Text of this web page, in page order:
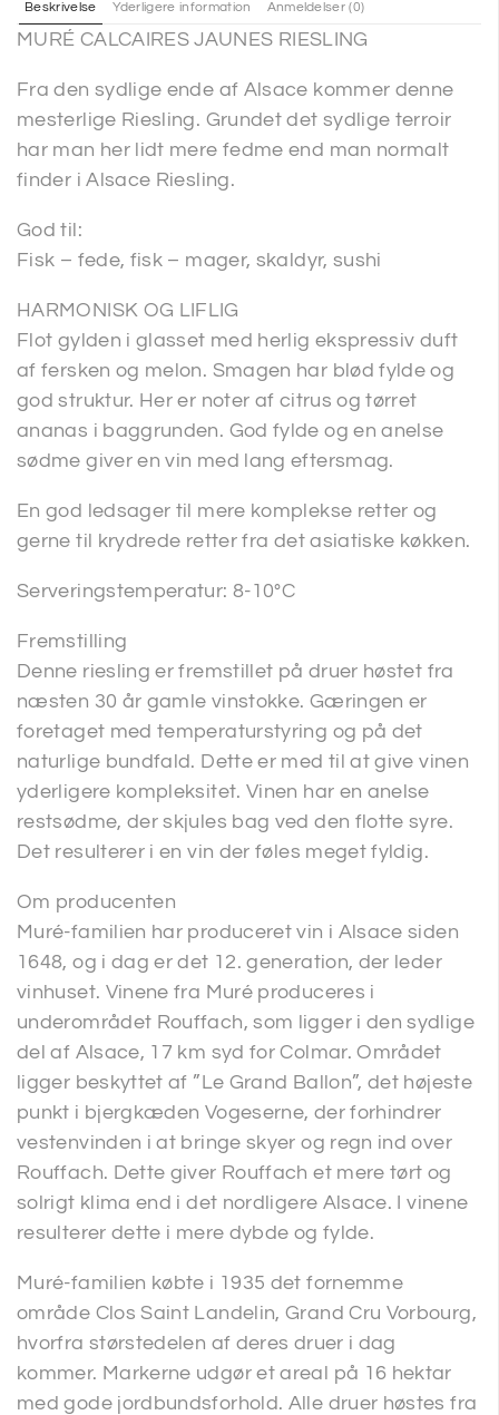
Beskrivelse Yderligere information Anmeldelser (0)
MURÉ CALCAIRES JAUNES RIESLING
Fra den sydlige ende af Alsace kommer denne
mesterlige Riesling. Grundet det sydlige terroir
har man her lidt mere fedme end man normalt
finder i Alsace Riesling.
God til:
Fisk – fede, fisk – mager, skaldyr, sushi
HARMONISK OG LIFLIG
Flot gylden i glasset med herlig ekspressiv duft
af fersken og melon. Smagen har blød fylde og
god struktur. Her er noter af citrus og tørret
ananas i baggrunden. God fylde og en anelse
sødme giver en vin med lang eftersmag.
En god ledsager til mere komplekse retter og
gerne til krydrede retter fra det asiatiske køkken.
Serveringstemperatur: 8-10°C
Fremstilling
Denne riesling er fremstillet på druer høstet fra
næsten 30 år gamle vinstokke. Gæringen er
foretaget med temperaturstyring og på det
naturlige bundfald. Dette er med til at give vinen
yderligere kompleksitet. Vinen har en anelse
restsødme, der skjules bag ved den flotte syre.
Det resulterer i en vin der føles meget fyldig.
Om producenten
Muré-familien har produceret vin i Alsace siden
1648, og i dag er det 12. generation, der leder
vinhuset. Vinene fra Muré produceres i
underområdet Rouffach, som ligger i den sydlige
del af Alsace, 17 km syd for Colmar. Området
ligger beskyttet af ”Le Grand Ballon”, det højeste
punkt i bjergkæden Vogeserne, der forhindrer
vestenvinden i at bringe skyer og regn ind over
Rouffach. Dette giver Rouffach et mere tørt og
solrigt klima end i det nordligere Alsace. I vinene
resulterer dette i mere dybde og fylde.
Muré-familien købte i 1935 det fornemme
område Clos Saint Landelin, Grand Cru Vorbourg,
hvorfra størstedelen af deres druer i dag
kommer. Markerne udgør et areal på 16 hektar
med gode jordbundsforhold. Alle druer høstes fra